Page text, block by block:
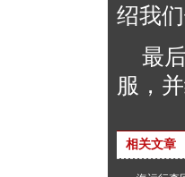
绍我
最
服，
相关文章